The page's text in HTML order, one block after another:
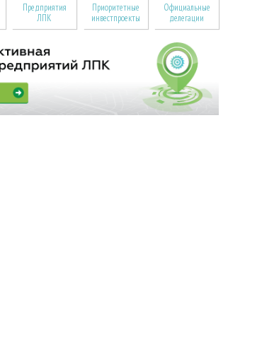
Предприятия
ЛПК
Приоритетные
инвестпроекты
Официальные
делегации